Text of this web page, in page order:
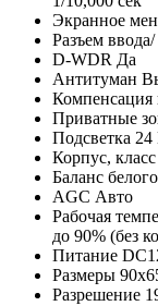
Экранное
Разъем
D-WDR Да
Антитуман
Компенсация
Приватные
Подсветка 24
Корпус,
Баланс белого
AGC Авто
Рабочая
до 90% (без
Питание
Размеры
Разрешение